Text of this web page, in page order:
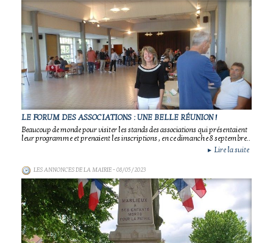
LE FORUM DES ASSOCIATIONS : UNE BELLE RÉUNION !
Beaucoup de monde pour visiter les stands des associations qui présentaient
leur programme et prenaient les inscriptions , en ce dimanche 8 septembre..
► Lire la suite
LES ANNONCES DE LA MAIRIE- 08/05/2023